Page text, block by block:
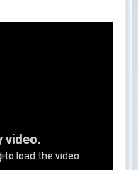
video.
load the video.